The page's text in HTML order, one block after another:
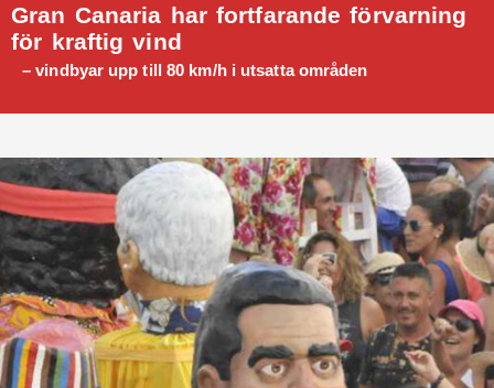
Gran Canaria har fortfarande förvarning
för kraftig vind
– vindbyar upp till 80 km/h i utsatta områden